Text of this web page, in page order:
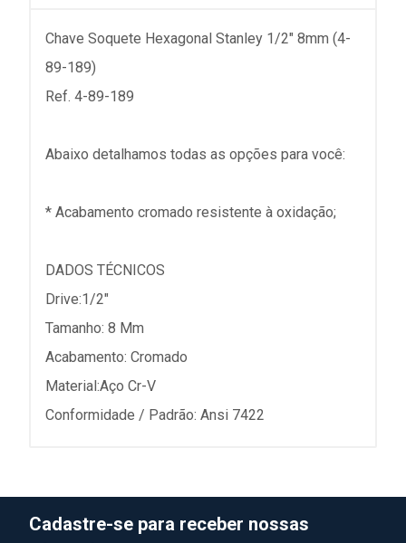
Chave Soquete Hexagonal Stanley 1/2" 8mm (4-
89-189)
Ref. 4-89-189
Abaixo detalhamos todas as opções para você:
* Acabamento cromado resistente à oxidação;
DADOS TÉCNICOS
Drive:1/2"
Tamanho: 8 Mm
Acabamento: Cromado
Material:Aço Cr-V
Conformidade / Padrão: Ansi 7422
Cadastre-se para receber nossas